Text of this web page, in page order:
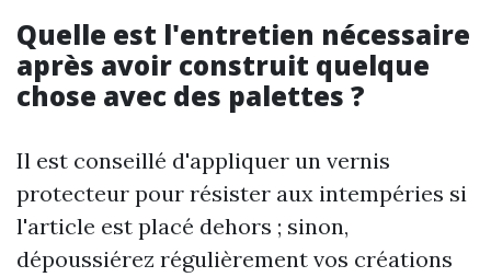
Quelle est l'entretien nécessaire
après avoir construit quelque
chose avec des palettes ?
Il est conseillé d'appliquer un vernis
protecteur pour résister aux intempéries si
l'article est placé dehors ; sinon,
dépoussiérez régulièrement vos créations